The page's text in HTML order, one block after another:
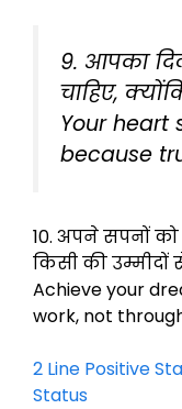
9. आपका
चाहिए,
Your heart
because
10. अपने सपनों
किसी की उम्मीदों
Achieve your
work, not
2 Line Positive
Status